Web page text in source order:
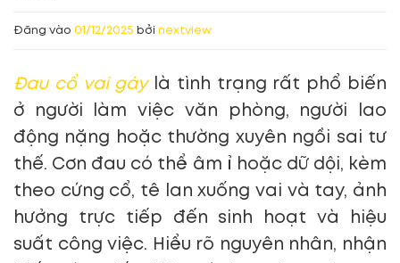
Đăng vào 01/12/2025 bởi nextview
Đau cổ vai gáylà tình trạng rất phổ biến
ở người làm việc văn phòng, người lao
động nặng hoặc thường xuyên ngồi sai tư
thế. Cơn đau có thể âm ỉ hoặc dữ dội, kèm
theo cứng cổ, tê lan xuống vai và tay, ảnh
hưởng trực tiếp đến sinh hoạt và hiệu
suất công việc. Hiểu rõ nguyên nhân, nhận